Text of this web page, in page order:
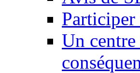
Participer
Un centre